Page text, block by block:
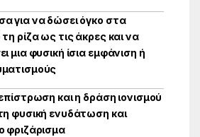
για να δώσει όγκο στα
ρίζα ως τις άκρες και να
μια φυσική ίσια εμφάνιση ή
και η δράση ιονισμού
φυσική ενυδάτωση και
φριζάρισμα